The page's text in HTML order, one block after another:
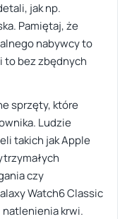
jak np.
Pamiętaj, że
nabywcy to
to bez zbędnych
sprzęty, które
Ludzie
takich jak Apple
czy
Watch6 Classic
krwi.